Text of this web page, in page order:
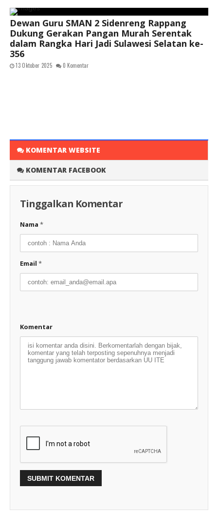
Dewan Guru SMAN 2 Sidenreng Rappang
Dukung Gerakan Pangan Murah Serentak
dalam Rangka Hari Jadi Sulawesi Selatan ke-
356
13 Oktober 2025 0 Komentar
KOMENTAR WEBSITE
KOMENTAR FACEBOOK
Tinggalkan Komentar
Nama *
Email *
Komentar